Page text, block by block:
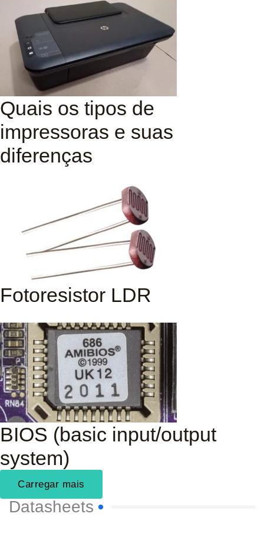
Quais os tipos de
impressoras e suas
diferenças
Fotoresistor LDR
BIOS (basic input/output
system)
Carregar mais
Datasheets